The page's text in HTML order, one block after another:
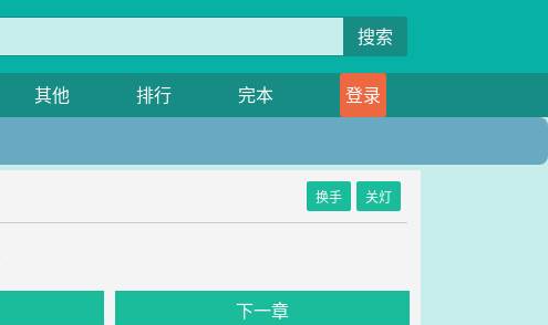
搜索
其他 排行 完本
登录
换手 关灯
下一章